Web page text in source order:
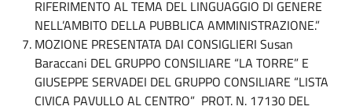
RIFERIMENTO AL TEMA DEL LINGUAGGIO DI GENERE
NELL’AMBITO DELLA PUBBLICA AMMINISTRAZIONE.”
MOZIONE PRESENTATA DAI CONSIGLIERI Susan
Baraccani DEL GRUPPO CONSILIARE “LA TORRE” E
GIUSEPPE SERVADEI DEL GRUPPO CONSILIARE “LISTA
CIVICA PAVULLO AL CENTRO” PROT. N. 17130 DEL